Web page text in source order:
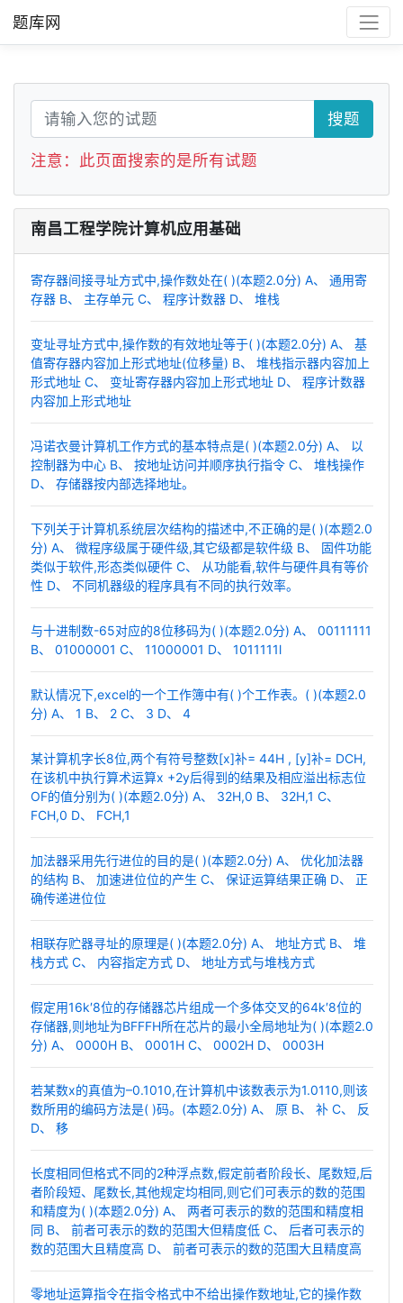
题库网
搜题
注意：此页面搜索的是所有试题
南昌工程学院计算机应用基础
寄存器间接寻址方式中,操作数处在( )(本题2.0分) A、 通用寄
存器 B、 主存单元 C、 程序计数器 D、 堆栈
变址寻址方式中,操作数的有效地址等于( )(本题2.0分) A、 基
值寄存器内容加上形式地址(位移量) B、 堆栈指示器内容加上
形式地址 C、 变址寄存器内容加上形式地址 D、 程序计数器
内容加上形式地址
冯诺衣曼计算机工作方式的基本特点是( )(本题2.0分) A、 以
控制器为中心 B、 按地址访问并顺序执行指令 C、 堆栈操作
D、 存储器按内部选择地址。
下列关于计算机系统层次结构的描述中,不正确的是( )(本题2.0
分) A、 微程序级属于硬件级,其它级都是软件级 B、 固件功能
类似于软件,形态类似硬件 C、 从功能看,软件与硬件具有等价
性 D、 不同机器级的程序具有不同的执行效率。
与十进制数-65对应的8位移码为( )(本题2.0分) A、 00111111
B、 01000001 C、 11000001 D、 1011111l
默认情况下,excel的一个工作簿中有( )个工作表。( )(本题2.0
分) A、 1 B、 2 C、 3 D、 4
某计算机字长8位,两个有符号整数[x]补= 44H , [y]补= DCH,
在该机中执行算术运算x +2y后得到的结果及相应溢出标志位
OF的值分别为( )(本题2.0分) A、 32H,0 B、 32H,1 C、
FCH,0 D、 FCH,1
加法器采用先行进位的目的是( )(本题2.0分) A、 优化加法器
的结构 B、 加速进位位的产生 C、 保证运算结果正确 D、 正
确传递进位位
相联存贮器寻址的原理是( )(本题2.0分) A、 地址方式 B、 堆
栈方式 C、 内容指定方式 D、 地址方式与堆栈方式
假定用16k′8位的存储器芯片组成一个多体交叉的64k′8位的
存储器,则地址为BFFFH所在芯片的最小全局地址为( )(本题2.0
分) A、 0000H B、 0001H C、 0002H D、 0003H
若某数x的真值为–0.1010,在计算机中该数表示为1.0110,则该
数所用的编码方法是( )码。(本题2.0分) A、 原 B、 补 C、 反
D、 移
长度相同但格式不同的2种浮点数,假定前者阶段长、尾数短,后
者阶段短、尾数长,其他规定均相同,则它们可表示的数的范围
和精度为( )(本题2.0分) A、 两者可表示的数的范围和精度相
同 B、 前者可表示的数的范围大但精度低 C、 后者可表示的
数的范围大且精度高 D、 前者可表示的数的范围大且精度高
零地址运算指令在指令格式中不给出操作数地址,它的操作数